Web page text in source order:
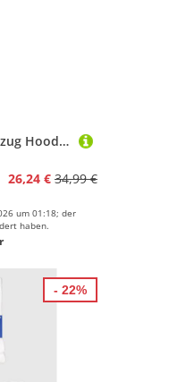
Champion Jogginganzug Hooded Full Zip Suit (2-tlg), 2-teiliges Set aus Jacke und passender Hose, atmungsaktiv
26,24 € 34,99 €
um 01:18; der
haben.
- 22%